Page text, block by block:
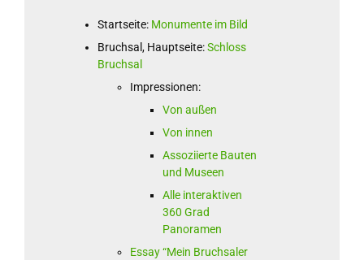
Startseite: Monumente im Bild
Bruchsal, Hauptseite:Schloss
Bruchsal
Impressionen:
Von außen
Von innen
Assoziierte Bauten
und Museen
Alle interaktiven
360 Grad
Panoramen
Essay “Mein Bruchsaler